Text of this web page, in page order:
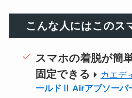
こんな人にはこのス
スマホの着脱が簡
固定できる
カエデ
ールドⅡ Airアブソーバ